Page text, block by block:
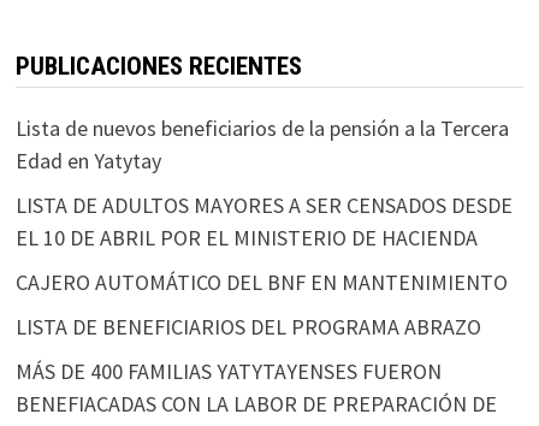
PUBLICACIONES RECIENTES
Lista de nuevos beneficiarios de la pensión a la Tercera
Edad en Yatytay
LISTA DE ADULTOS MAYORES A SER CENSADOS DESDE
EL 10 DE ABRIL POR EL MINISTERIO DE HACIENDA
CAJERO AUTOMÁTICO DEL BNF EN MANTENIMIENTO
LISTA DE BENEFICIARIOS DEL PROGRAMA ABRAZO
MÁS DE 400 FAMILIAS YATYTAYENSES FUERON
BENEFIACADAS CON LA LABOR DE PREPARACIÓN DE